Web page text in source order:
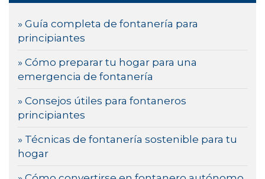
» Guía completa de fontanería para
principiantes
» Cómo preparar tu hogar para una
emergencia de fontanería
» Consejos útiles para fontaneros
principiantes
» Técnicas de fontanería sostenible para tu
hogar